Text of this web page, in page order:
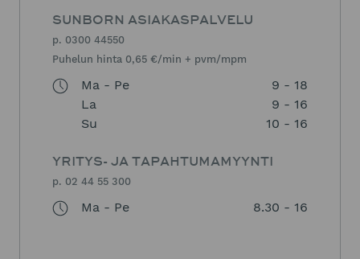
SUNBORN ASIAKASPALVELU
p. 0300 44550
Puhelun hinta 0,65 €/min + pvm/mpm
Ma - Pe
9 - 18
La
9 - 16
Su
10 - 16
YRITYS- JA TAPAHTUMAMYYNTI
p. 02 44 55 300
Ma - Pe 8.30 - 16